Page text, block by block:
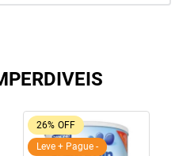
26% OFF
Leve + Pague -